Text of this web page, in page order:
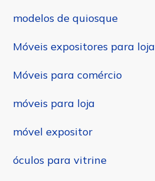
modelos de quiosque
Móveis expositores para loja
Móveis para comércio
móveis para loja
móvel expositor
óculos para vitrine